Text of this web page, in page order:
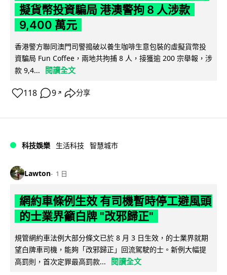
擬貨幣投資騙局 港澳警拘 8 人涉款
9,400 萬元
香港警方聯同澳門司警搗破以養生咖啡生意包裝的虛擬貨幣投
資騙局 Fun Coffee，兩地共拘捕 8 人，接獲逾 200 宗舉報，涉
款 9,4...
閱讀全文
118 9 ↗ 分享
科技娛樂 生活科技 智慧城市
Lawton 1 日
網約車條例生效 有司機暫時停工避風頭
的士業界籲白牌 "改邪歸正"
規管網約車法例大部分條文已於 8 月 3 日生效，的士業界就期
望白牌車司機，能夠「改邪歸正」回流駕駛的士。新例大幅提
高罰則，首次定罪最高罰款...
閱讀全文